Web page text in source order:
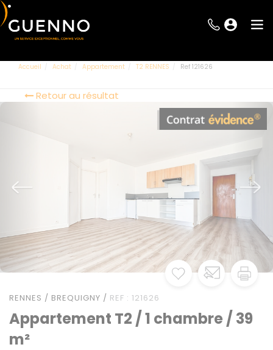
Accueil Achat Appartement T2 RENNES Ref 121626
Retour au résultat
RENNES / BREQUIGNY / REF : 121626
Appartement T2 / 1 chambre / 39
m²